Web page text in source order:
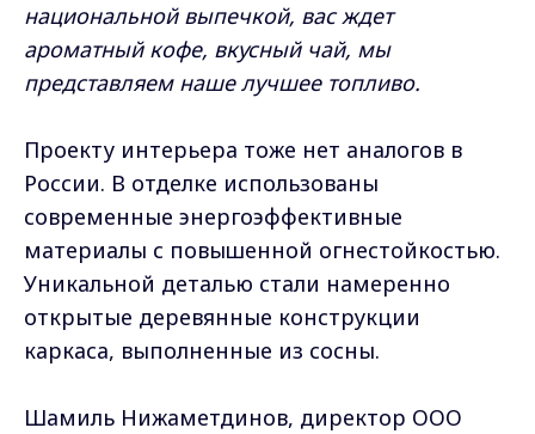
национальной выпечкой, вас ждет
ароматный кофе, вкусный чай, мы
представляем наше лучшее топливо.
Проекту интерьера тоже нет аналогов в
России. В отделке использованы
современные энергоэффективные
материалы с повышенной огнестойкостью.
Уникальной деталью стали намеренно
открытые деревянные конструкции
каркаса, выполненные из сосны.
Шамиль Нижаметдинов, директор ООО